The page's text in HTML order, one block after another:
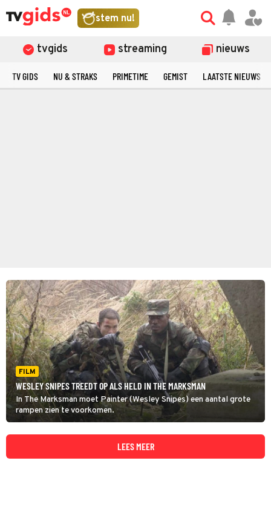
stem nu!
tvgids streaming nieuws
TV GIDS NU & STRAKS PRIMETIME GEMIST LAATSTE NIEUWS
FILM
WESLEY SNIPES TREEDT OP ALS HELD IN THE MARKSMAN
In The Marksman moet Painter (Wesley Snipes) een aantal grote
rampen zien te voorkomen.
LEES MEER